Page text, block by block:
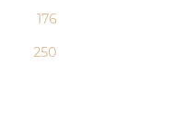
176
250